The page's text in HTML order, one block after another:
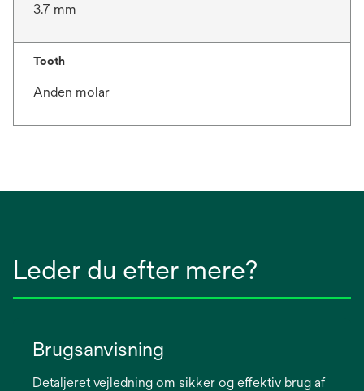
3.7 mm
Tooth
Anden molar
Leder du efter mere?
Brugsanvisning
Detaljeret vejledning om sikker og effektiv brug af